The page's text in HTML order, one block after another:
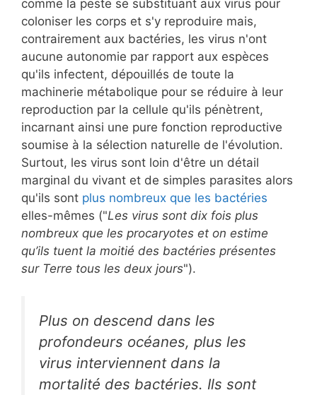
comme la peste se substituant aux virus pour
coloniser les corps et s'y reproduire mais,
contrairement aux bactéries, les virus n'ont
aucune autonomie par rapport aux espèces
qu'ils infectent, dépouillés de toute la
machinerie métabolique pour se réduire à leur
reproduction par la cellule qu'ils pénètrent,
incarnant ainsi une pure fonction reproductive
soumise à la sélection naturelle de l'évolution.
Surtout, les virus sont loin d'être un détail
marginal du vivant et de simples parasites alors
qu'ils sont plus nombreux que les bactéries
elles-mêmes ("Les virus sont dix fois plus
nombreux que les procaryotes et on estime
qu’ils tuent la moitié des bactéries présentes
sur Terre tous les deux jours").
Plus on descend dans les
profondeurs océanes, plus les
virus interviennent dans la
mortalité des bactéries. Ils sont